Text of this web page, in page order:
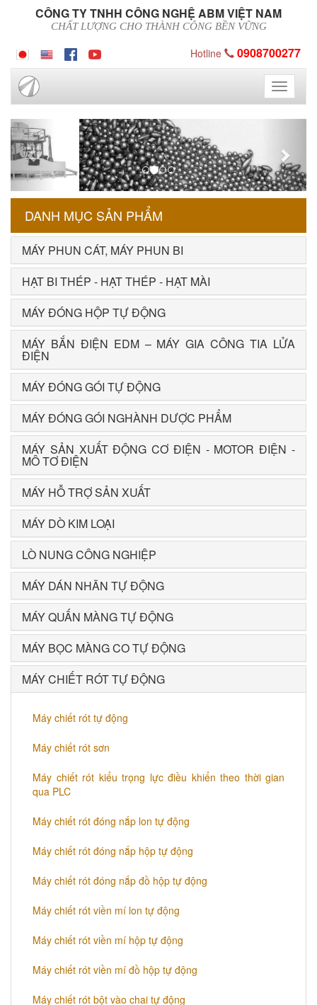
CÔNG TY TNHH CÔNG NGHỆ ABM VIỆT NAM
CHẤT LƯỢNG CHO THÀNH CÔNG BỀN VỮNG
Hotline 0908700277
Toggle
Previous
DANH MỤC SẢN PHẨM
MÁY PHUN CÁT, MÁY PHUN BI
HẠT BI THÉP - HẠT THÉP - HẠT MÀI
MÁY ĐÓNG HỘP TỰ ĐỘNG
MÁY BẮN ĐIỆN EDM – MÁY GIA CÔNG TIA LỬA
ĐIỆN
MÁY ĐÓNG GÓI TỰ ĐỘNG
MÁY ĐÓNG GÓI NGHÀNH DƯỢC PHẨM
MÁY SẢN XUẤT ĐỘNG CƠ ĐIỆN - MOTOR ĐIỆN -
MÔ TƠ ĐIỆN
MÁY HỖ TRỢ SẢN XUẤT
MÁY DÒ KIM LOẠI
LÒ NUNG CÔNG NGHIỆP
MÁY DÁN NHÃN TỰ ĐỘNG
MÁY QUẤN MÀNG TỰ ĐỘNG
MÁY BỌC MÀNG CO TỰ ĐỘNG
MÁY CHIẾT RÓT TỰ ĐỘNG
Máy chiết rót tự động
Máy chiết rót sơn
Máy chiết rót kiểu trọng lực điều khiển theo thời gian
qua PLC
Máy chiết rót đóng nắp lon tự động
Máy chiết rót đóng nắp hộp tự động
Máy chiết rót đóng nắp đồ hộp tự động
Máy chiết rót viền mí lon tự động
Máy chiết rót viền mí hộp tự động
Máy chiết rót viền mí đồ hộp tự động
Máy chiết rót bột vào chai tự động